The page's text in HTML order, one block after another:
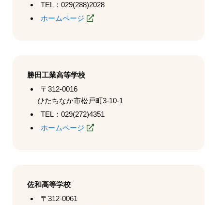
TEL：029(288)2028
ホームページ
勝田工業高等学校
〒312-0016
ひたちなか市松戸町3-10-1
TEL：029(272)4351
ホームページ
佐和高等学校
〒312-0061